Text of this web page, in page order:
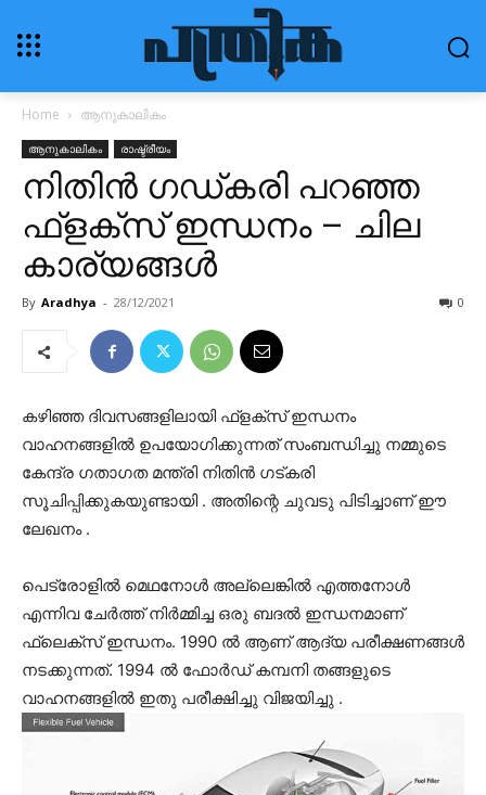
Home ആനുകാലികം
ആനുകാലികം രാഷ്ട്രീയം
നിതിൻ ഗഡ്‌കരി പറഞ്ഞ
ഫ്ളക്സ് ഇന്ധനം – ചില
കാര്യങ്ങൾ
By Aradhya - 28/12/2021 0
കഴിഞ്ഞ ദിവസങ്ങളിലായി ഫ്ളക്സ് ഇന്ധനം
വാഹനങ്ങളിൽ ഉപയോഗിക്കുന്നത് സംബന്ധിച്ചു നമ്മുടെ
കേന്ദ്ര ഗതാഗത മന്ത്രി നിതിൻ ഗട്കരി
സൂചിപ്പിക്കുകയുണ്ടായി . അതിന്റെ ചുവടു പിടിച്ചാണ് ഈ
ലേഖനം .
പെട്രോളിൽ മെഥനോൾ അല്ലെങ്കിൽ എത്തനോൾ
എന്നിവ ചേർത്ത് നിർമ്മിച്ച ഒരു ബദൽ ഇന്ധനമാണ്
ഫ്ലെക്സ് ഇന്ധനം. 1990 ൽ ആണ് ആദ്യ പരീക്ഷണങ്ങൾ
നടക്കുന്നത്. 1994 ൽ ഫോർഡ് കമ്പനി തങ്ങളുടെ
വാഹനങ്ങളിൽ ഇതു പരീക്ഷിച്ചു വിജയിച്ചു .